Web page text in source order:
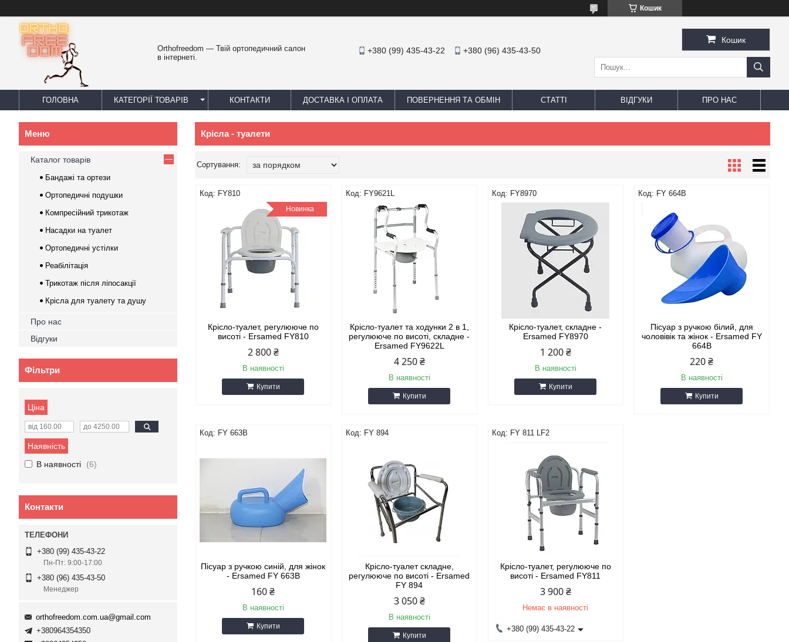
Кошик
Orthofreedom — Твій ортопедичний салон
в інтернеті.
+380 (99) 435-43-22 +380 (96) 435-43-50
Кошик
ГОЛОВНА КАТЕГОРІЇ ТОВАРІВ КОНТАКТИ ДОСТАВКА І ОПЛАТА ПОВЕРНЕННЯ ТА ОБМІН СТАТТІ ВІДГУКИ ПРО НАС
Крісла - туалети
FY810
Новинка
Крісло-туалет, регулююче по
висоті - Ersamed FY810
2 800 ₴
В наявності
Купити
FY9621L
Крісло-туалет та ходунки 2 в 1,
регулююче по висоті, складне -
Ersamed FY9622L
4 250 ₴
В наявності
Купити
FY8970
Крісло-туалет, складне -
Ersamed FY8970
1 200 ₴
В наявності
Купити
FY 664B
Пісуар з ручкою білий, для
чоловівік та жінок - Ersamed FY
664B
220 ₴
В наявності
Купити
FY 663B
Пісуар з ручкою синій, для жінок
- Ersamed FY 663B
160 ₴
В наявності
Купити
FY 894
Крісло-туалет складне,
регулююче по висоті - Ersamed
FY 894
3 050 ₴
В наявності
Купити
FY 811 LF2
Крісло-туалет, регулююче по
висоті - Ersamed FY811
3 900 ₴
Немає в наявності
+380 (99) 435-43-22
Каталог товарів
Бандажі та ортези
Ортопедичні подушки
Компресійний трикотаж
Насадки на туалет
Ортопедичні устілки
Реабілітація
Трикотаж після ліпосакції
Крісла для туалету та душу
Про нас
Відгуки
Фільтри
Ціна
Наявність
В наявності
6
Контакти
+380 (99) 435-43-22
Пн-Пт: 9:00-17:00
+380 (96) 435-43-50
Менеджер
orthofreedom.com.ua@gmail.com
+380964354350